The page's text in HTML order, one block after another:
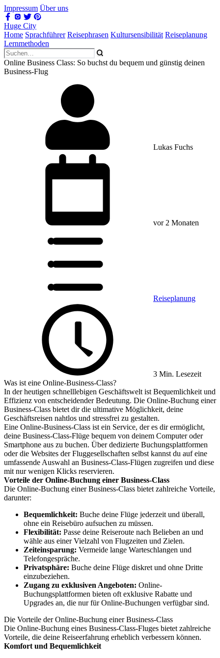
Impressum Über uns
Huge City
Home Sprachführer Reisephrasen Kultursensibilität Reiseplanung
Lernmethoden
Online Business Class: So buchst du bequem und günstig deinen
Business-Flug
Lukas Fuchs
vor 2 Monaten
Reiseplanung
3 Min. Lesezeit
Was ist eine Online-Business-Class?
In der heutigen schnelllebigen Geschäftswelt ist Bequemlichkeit und
Effizienz von entscheidender Bedeutung. Die Online-Buchung einer
Business-Class bietet dir die ultimative Möglichkeit, deine
Geschäftsreisen nahtlos und stressfrei zu gestalten.
Eine Online-Business-Class ist ein Service, der es dir ermöglicht,
deine Business-Class-Flüge bequem von deinem Computer oder
Smartphone aus zu buchen. Über dedizierte Buchungsplattformen
oder die Websites der Fluggesellschaften selbst kannst du auf eine
umfassende Auswahl an Business-Class-Flügen zugreifen und diese
mit nur wenigen Klicks reservieren.
Vorteile der Online-Buchung einer Business-Class
Die Online-Buchung einer Business-Class bietet zahlreiche Vorteile,
darunter:
Bequemlichkeit: Buche deine Flüge jederzeit und überall,
ohne ein Reisebüro aufsuchen zu müssen.
Flexibilität: Passe deine Reiseroute nach Belieben an und
wähle aus einer Vielzahl von Flugzeiten und Zielen.
Zeiteinsparung: Vermeide lange Warteschlangen und
Telefongespräche.
Privatsphäre: Buche deine Flüge diskret und ohne Dritte
einzubeziehen.
Zugang zu exklusiven Angeboten: Online-
Buchungsplattformen bieten oft exklusive Rabatte und
Upgrades an, die nur für Online-Buchungen verfügbar sind.
Die Vorteile der Online-Buchung einer Business-Class
Die Online-Buchung eines Business-Class-Fluges bietet zahlreiche
Vorteile, die deine Reiseerfahrung erheblich verbessern können.
Komfort und Bequemlichkeit